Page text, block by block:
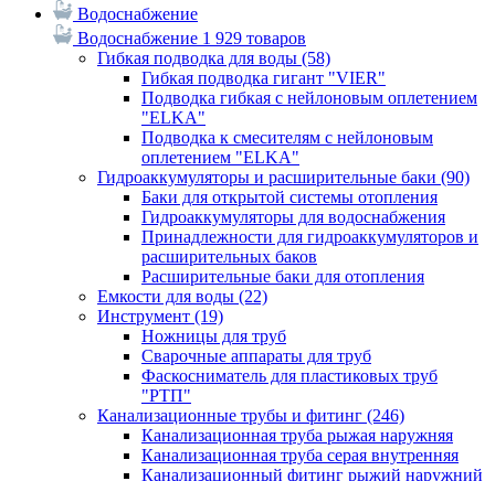
Водоснабжение
Водоснабжение 1 929 товаров
Гибкая подводка для воды (58)
Гибкая подводка гигант "VIER"
Подводка гибкая с нейлоновым оплетением
"ELKA"
Подводка к смесителям с нейлоновым
оплетением "ELKA"
Гидроаккумуляторы и расширительные баки (90)
Баки для открытой системы отопления
Гидроаккумуляторы для водоснабжения
Принадлежности для гидроаккумуляторов и
расширительных баков
Расширительные баки для отопления
Емкости для воды (22)
Инструмент (19)
Ножницы для труб
Сварочные аппараты для труб
Фаскосниматель для пластиковых труб
"РТП"
Канализационные трубы и фитинг (246)
Канализационная труба рыжая наружняя
Канализационная труба серая внутренняя
Канализационный фитинг рыжий наружний